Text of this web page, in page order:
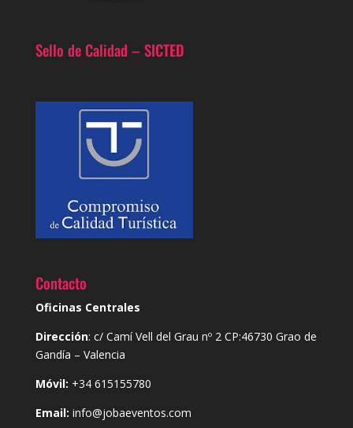
Sello de Calidad – SICTED
Contacto
Oficinas Centrales
Dirección: c/ Camí Vell del Grau nº 2 CP:46730 Grao de
Gandía – Valencia
Móvil: +34 615155780
Email: info@jobaeventos.com